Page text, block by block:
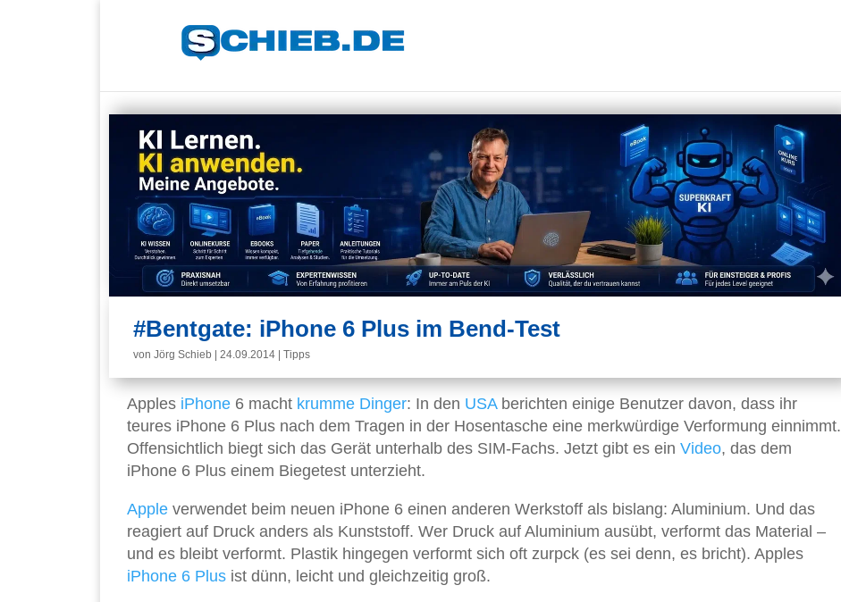
#Bentgate: iPhone 6 Plus im Bend-Test
von Jörg Schieb 24.09.2014 Tipps
Apples iPhone 6 macht krumme Dinger: In den USAberichten einige Benutzer davon, dass ihr
teures iPhone 6 Plus nach dem Tragen in der Hosentasche eine merkwürdige Verformung einnimmt.
Offensichtlich biegt sich das Gerät unterhalb des SIM-Fachs. Jetzt gibt es ein Video, das dem
iPhone 6 Plus einem Biegetest unterzieht.
Apple verwendet beim neuen iPhone 6 einen anderen Werkstoff als bislang: Aluminium. Und das
reagiert auf Druck anders als Kunststoff. Wer Druck auf Aluminium ausübt, verformt das Material –
und es bleibt verformt. Plastik hingegen verformt sich oft zurpck (es sei denn, es bricht). Apples
iPhone 6 Plus ist dünn, leicht und gleichzeitig groß.